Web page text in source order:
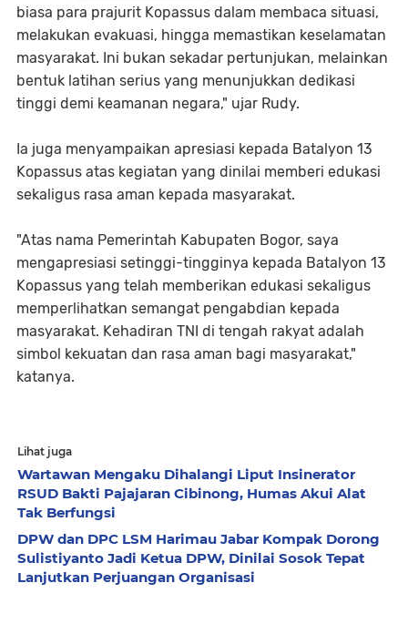
biasa para prajurit Kopassus dalam membaca situasi,
melakukan evakuasi, hingga memastikan keselamatan
masyarakat. Ini bukan sekadar pertunjukan, melainkan
bentuk latihan serius yang menunjukkan dedikasi
tinggi demi keamanan negara," ujar Rudy.
Ia juga menyampaikan apresiasi kepada Batalyon 13
Kopassus atas kegiatan yang dinilai memberi edukasi
sekaligus rasa aman kepada masyarakat.
"Atas nama Pemerintah Kabupaten Bogor, saya
mengapresiasi setinggi-tingginya kepada Batalyon 13
Kopassus yang telah memberikan edukasi sekaligus
memperlihatkan semangat pengabdian kepada
masyarakat. Kehadiran TNI di tengah rakyat adalah
simbol kekuatan dan rasa aman bagi masyarakat,"
katanya.
Lihat juga
Wartawan Mengaku Dihalangi Liput Insinerator
RSUD Bakti Pajajaran Cibinong, Humas Akui Alat
Tak Berfungsi
DPW dan DPC LSM Harimau Jabar Kompak Dorong
Sulistiyanto Jadi Ketua DPW, Dinilai Sosok Tepat
Lanjutkan Perjuangan Organisasi